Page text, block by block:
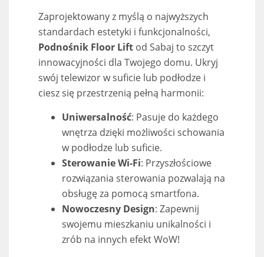
Zaprojektowany z myślą o najwyższych
standardach estetyki i funkcjonalności,
Podnośnik Floor Lift od Sabaj to szczyt
innowacyjności dla Twojego domu. Ukryj
swój telewizor w suficie lub podłodze i
ciesz się przestrzenią pełną harmonii:
Uniwersalność: Pasuje do każdego
wnętrza dzięki możliwości schowania
w podłodze lub suficie.
Sterowanie Wi-Fi: Przyszłościowe
rozwiązania sterowania pozwalają na
obsługę za pomocą smartfona.
Nowoczesny Design: Zapewnij
swojemu mieszkaniu unikalności i
zrób na innych efekt WoW!